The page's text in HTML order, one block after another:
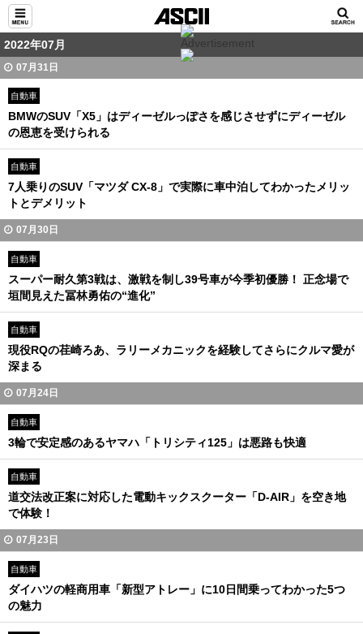
2022年07月
07月31日
自動車
BMWのSUV「X5」はディーゼルっぽさを感じさせずにディーゼル
の恩恵を受けられる
自動車
7人乗りのSUV「マツダ CX-8」で実際に車中泊してわかったメリッ
トとデメリット
07月30日
自動車
スーパー耐久第3戦は、激戦を制し39号車が今季初優勝！ 正念場で
垣間見えた冨林勇佑の“進化”
自動車
現役RQの荏崎ろあ、ラリーメカニックを経験してさらにクルマ愛が
深まる
07月24日
自動車
3輪で安定感のあるヤマハ「トリシティ125」は悪路も快適
自動車
道交法改正案に対応した電動キックスクーター「D-AIR」を空き地
で体験！
07月23日
自動車
ダイハツの軽商用車「新型アトレー」に10日間乗ってわかった5つ
の魅力